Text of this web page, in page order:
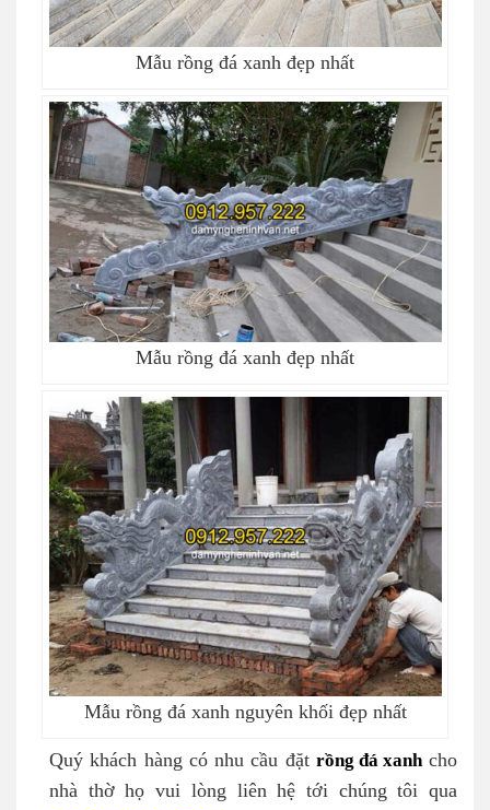
Mẫu rồng đá xanh đẹp nhất
Mẫu rồng đá xanh đẹp nhất
Mẫu rồng đá xanh nguyên khối đẹp nhất
Quý khách hàng có nhu cầu đặt rồng đá xanhcho
nhà thờ họ vui lòng liên hệ tới chúng tôi qua